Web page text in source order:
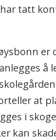
tatt
er
å
at
i
kan